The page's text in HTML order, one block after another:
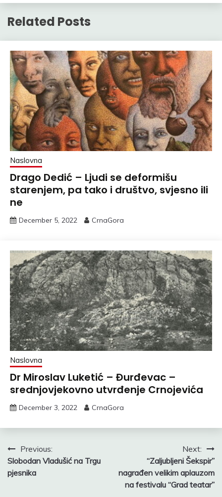
Related Posts
Naslovna
Drago Dedić – Ljudi se deformišu
starenjem, pa tako i društvo, svjesno ili
ne
December 5, 2022 CrnaGora
Naslovna
Dr Miroslav Luketić – Đurđevac –
srednjovjekovno utvrđenje Crnojevića
December 3, 2022 CrnaGora
Post
navigation
Previous:
Slobodan Vladušić na Trgu
pjesnika
Next:
“Zaljubljeni Šekspir”
nagrađen velikim aplauzom
na festivalu “Grad teatar”